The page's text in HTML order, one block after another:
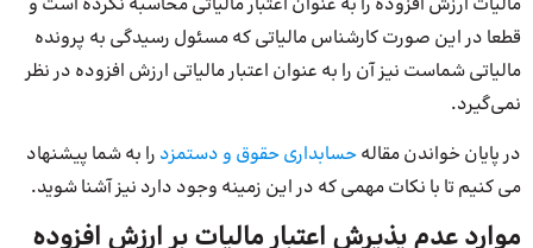
مالیات ارزش افزوده را به عنوان اعتبار مالیاتی محاسبه نکرده است و
قطعا در این صورت کارشناس مالیاتی که مسئول رسیدگی به پرونده
مالیاتی شماست نیز آن را به عنوان اعتبار مالیاتی ارزش افزوده در نظر
نمی‌گیرد.
در پایان خواندن مقالهحسابداری حقوق و دستمزد را به شما پیشنهاد
می کنیم تا با نکات مهمی که در این زمینه وجود دارد نیز آشنا شوید.
موارد عدم پذیرش اعتبار مالیات بر ارزش افزوده